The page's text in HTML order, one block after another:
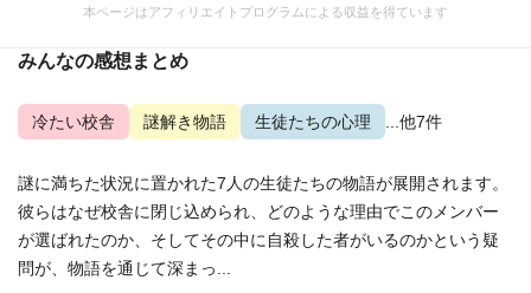
本ページはアフィリエイトプログラムによる収益を得ています
みんなの感想まとめ
冷たい校舎 謎解き物語 生徒たちの心理 ...他7件
謎に満ちた状況に置かれた7人の生徒たちの物語が展開されます。
彼らはなぜ校舎に閉じ込められ、どのような理由でこのメンバー
が選ばれたのか、そしてその中に自殺した者がいるのかという疑
問が、物語を通じて深まっ...